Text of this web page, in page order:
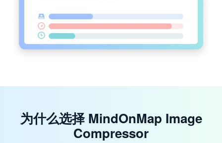
为什么选择 MindOnMap Image
Compressor